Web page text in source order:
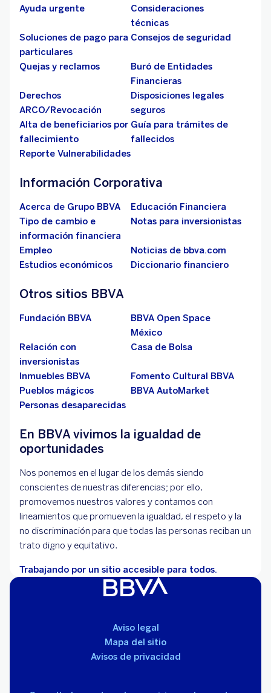
Ayuda urgente
Consideraciones
técnicas
Soluciones de pago para
particulares
Consejos de seguridad
Quejas y reclamos
Buró de Entidades
Financieras
Derechos
ARCO/Revocación
Disposiciones legales
seguros
Alta de beneficiarios por
fallecimiento
Guía para trámites de
fallecidos
Reporte Vulnerabilidades
Información Corporativa
Acerca de Grupo BBVA
Educación Financiera
Tipo de cambio e
información financiera
Notas para inversionistas
Empleo
Noticias de bbva.com
Estudios económicos
Diccionario financiero
Otros sitios BBVA
Fundación BBVA
BBVA Open Space
México
Relación con
inversionistas
Casa de Bolsa
Inmuebles BBVA
Fomento Cultural BBVA
Pueblos mágicos
BBVA AutoMarket
Personas desaparecidas
En BBVA vivimos la igualdad de
oportunidades
Nos ponemos en el lugar de los demás siendo
conscientes de nuestras diferencias; por ello,
promovemos nuestros valores y contamos con
lineamientos que promueven la igualdad, el respeto y la
no discriminación para que todas las personas reciban un
trato digno y equitativo.
Trabajando por un sitio accesible para todos.
Aviso legal
Mapa del sitio
Avisos de privacidad